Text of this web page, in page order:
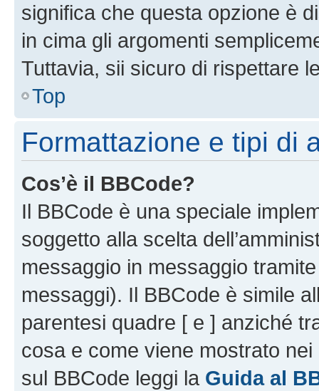
significa che questa opzione è
in cima gli argomenti
Tuttavia, sii sicuro di rispettare
Top
Formattazione e tipi di
Cos’è il BBCode?
Il BBCode è una speciale
soggetto alla scelta
messaggio in messaggio
messaggi). Il BBCode è simile
parentesi quadre [ e ] anziché
cosa e come viene mostrato
sul BBCode leggi la Guida al